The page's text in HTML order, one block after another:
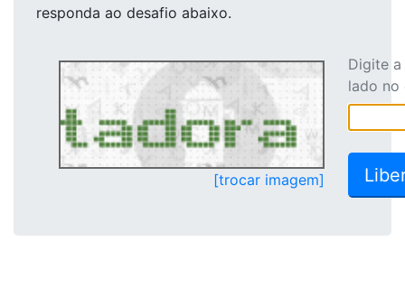
responda ao desafio abaixo.
[trocar imagem]
Digite
lado no